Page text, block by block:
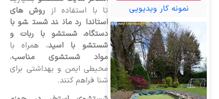
تا با استفاده از روش های
استاندارد مانند شستشو با
دستگاه، شستشو با ربات و
شستشو با اسید، همراه با
مواد شستشوی مناسب،
محیطی ایمن و بهداشتی برای
شنا فراهم کنند.
نمونه کار ویدیویی